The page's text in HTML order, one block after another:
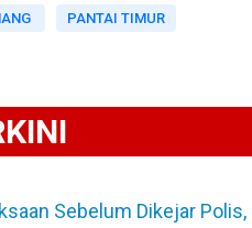
PANTAI TIMUR
Sebelum Dikejar Polis,